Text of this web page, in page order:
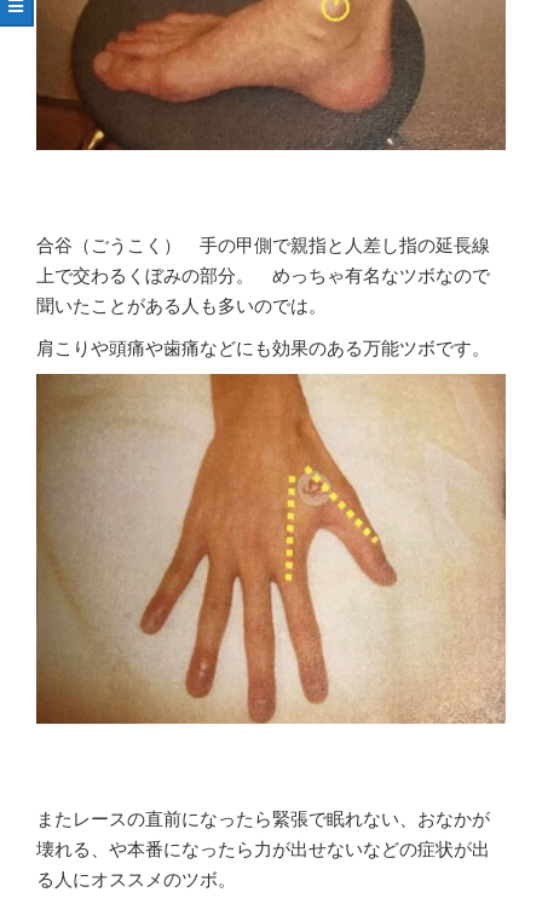
合谷（ごうこく） 手の甲側で親指と人差し指の延長線
上で交わるくぼみの部分。 めっちゃ有名なツボなので
聞いたことがある人も多いのでは。
肩こりや頭痛や歯痛などにも効果のある万能ツボです。
またレースの直前になったら緊張で眠れない、おなかが
壊れる、や本番になったら力が出せないなどの症状が出
る人にオススメのツボ。